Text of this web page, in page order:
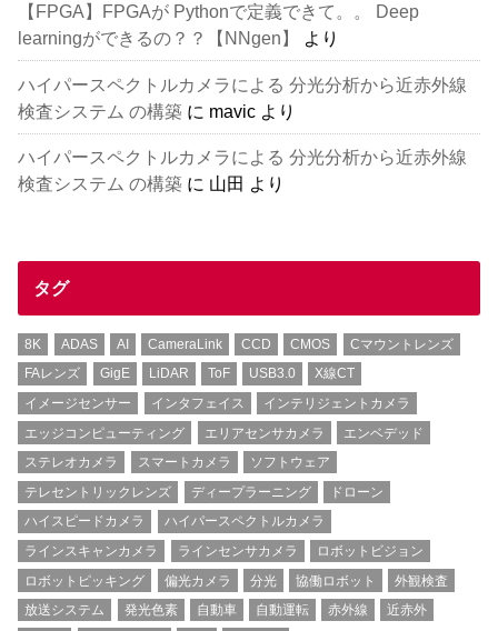
【FPGA】FPGAが Pythonで定義できて。。 Deep
learningができるの？？【NNgen】
より
ハイパースペクトルカメラによる 分光分析から近赤外線
検査システム の構築 に mavic より
ハイパースペクトルカメラによる 分光分析から近赤外線
検査システム の構築 に 山田 より
タグ
8K ADAS AI CameraLink CCD CMOS
Cマウントレンズ
FAレンズ
GigE LiDAR ToF USB3.0
X線CT
イメージセンサー
インタフェイス
インテリジェントカメラ
エッジコンピューティング
エリアセンサカメラ
エンベデッド
ステレオカメラ
スマートカメラ
ソフトウェア
テレセントリックレンズ
ディープラーニング
ドローン
ハイスピードカメラ
ハイパースペクトルカメラ
ラインスキャンカメラ
ラインセンサカメラ
ロボットビジョン
ロボットピッキング
偏光カメラ 分光 協働ロボット
外観検査
放送システム
発光色素 自動車 自動運転 赤外線 近赤外